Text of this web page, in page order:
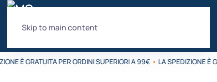
Skip to main content
È GRATUITA PER ORDINI SUPERIORI A 99€ • LA SPEDIZIONE È